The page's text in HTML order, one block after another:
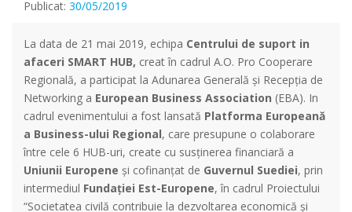
Publicat: 30/05/2019
La data de 21 mai 2019, echipa Centrului de suport in
afaceri SMART HUB, creat în cadrul A.O. Pro Cooperare
Regională, a participat la Adunarea Generală și Recepția de
Networking a European Business Association (EBA). In
cadrul evenimentului a fost lansată Platforma Europeană
a Business-ului Regional, care presupune o colaborare
între cele 6 HUB-uri, create cu susținerea financiară a
Uniunii Europene și cofinanțat de Guvernul Suediei, prin
intermediul Fundației Est-Europene, în cadrul Proiectului
“Societatea civilă contribuie la dezvoltarea economică și